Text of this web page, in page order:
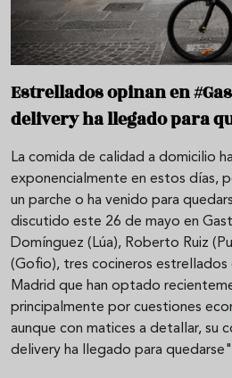
Estrellados opinan en
delivery ha llegado para
La comida de calidad a domicilio
exponencialmente en estos días,
un parche o ha venido para
discutido este 26 de mayo en
Domínguez (Lúa), Roberto Ruiz
(Gofio), tres cocineros estrellados
Madrid que han optado
principalmente por cuestiones
aunque con matices a detallar, su
delivery ha llegado para